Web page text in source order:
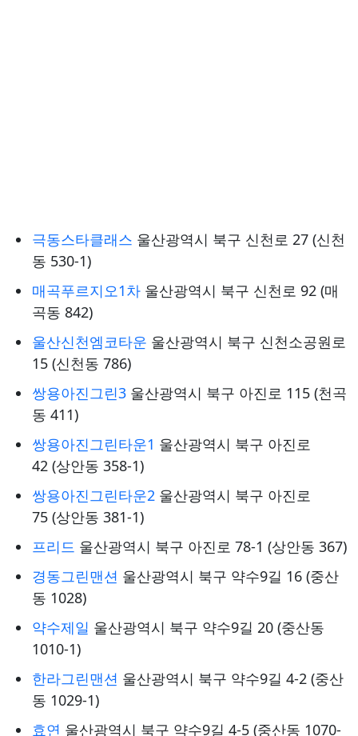
극동스타클래스 울산광역시 북구 신천로 27 (신천
동 530-1)
매곡푸르지오1차 울산광역시 북구 신천로 92 (매
곡동 842)
울산신천엠코타운 울산광역시 북구 신천소공원로
15 (신천동 786)
쌍용아진그린3 울산광역시 북구 아진로 115 (천곡
동 411)
쌍용아진그린타운1 울산광역시 북구 아진로
42 (상안동 358-1)
쌍용아진그린타운2 울산광역시 북구 아진로
75 (상안동 381-1)
프리드 울산광역시 북구 아진로 78-1 (상안동 367)
경동그린맨션 울산광역시 북구 약수9길 16 (중산
동 1028)
약수제일 울산광역시 북구 약수9길 20 (중산동
1010-1)
한라그린맨션 울산광역시 북구 약수9길 4-2 (중산
동 1029-1)
효연 울산광역시 북구 약수9길 4-5 (중산동 1070-